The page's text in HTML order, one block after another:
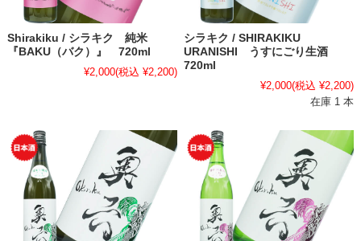
Shirakiku / シラキク 純米
『BAKU（バク）』 720ml
¥2,000(税込 ¥2,200)
シラキク / SHIRAKIKU
URANISHI うすにごり生酒
720ml
¥2,000(税込 ¥2,200)
在庫 1 本